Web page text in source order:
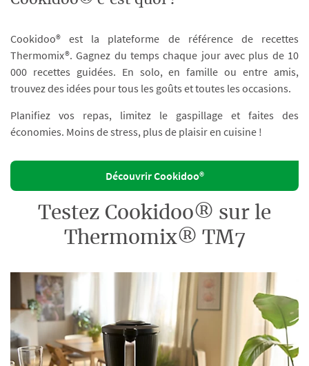
Cookidoo® est la plateforme de référence de recettes
Thermomix®. Gagnez du temps chaque jour avec plus de 10
000 recettes guidées. En solo, en famille ou entre amis,
trouvez des idées pour tous les goûts et toutes les occasions.
Planifiez vos repas, limitez le gaspillage et faites des
économies. Moins de stress, plus de plaisir en cuisine !
Découvrir Cookidoo®
Testez Cookidoo® sur le
Thermomix® TM7